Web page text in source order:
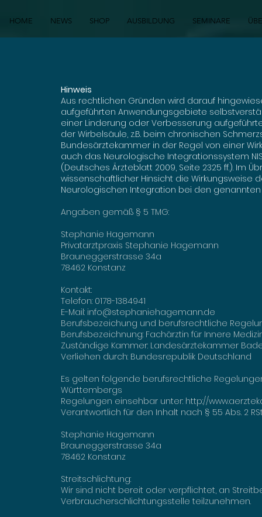
HOME NEWS SHOP AUSBILDUNG SEMINARE
Hinweis
Aus rechtlichen Gründen wird darauf
aufgeführten Anwendungsgebiete
einer Linderung oder Verbesserung
der Wirbelsäule, z.B. beim chronischen
Bundesärztekammer in der Regel von einer
auch das Neurologische Integrationssystem
(Deutsches Ärzteblatt 2009, Seite 2325 ff.). Im
wissenschaftlicher Hinsicht die Wirkungsweise
Neurologischen Integration bei den
Angaben gemäß § 5 TMG:
Stephanie Hagemann
Privatarztpraxis Stephanie Hagemann
Brauneggerstrasse 34a
78462 Konstanz
Kontakt:
Telefon: 0178-1384941
E-Mail: info@stephaniehagemann.de
Berufsbezeichung und berufsrechtliche
Berufsbezeichnung: Fachärztin für Innere
Zuständige Kammer: Landesärztekammer
Verliehen durch: Bundesrepublik Deutschland
Es gelten folgende berufsrechtliche
Württembergs
Regelungen einsehbar unter: http://
Verantwortlich für den Inhalt nach § 55 Abs. 2
Stephanie Hagemann
Brauneggerstrasse 34a
78462 Konstanz
Streitschlichtung:
Wir sind nicht bereit oder verpflichtet, an
Verbraucherschlichtungsstelle teilzunehmen.